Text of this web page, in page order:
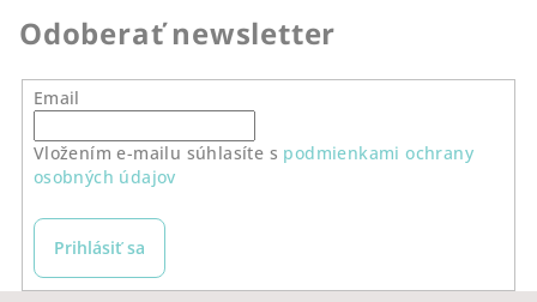
Odoberať newsletter
Email
Vložením e-mailu súhlasíte s podmienkami ochrany
osobných údajov
Prihlásiť sa